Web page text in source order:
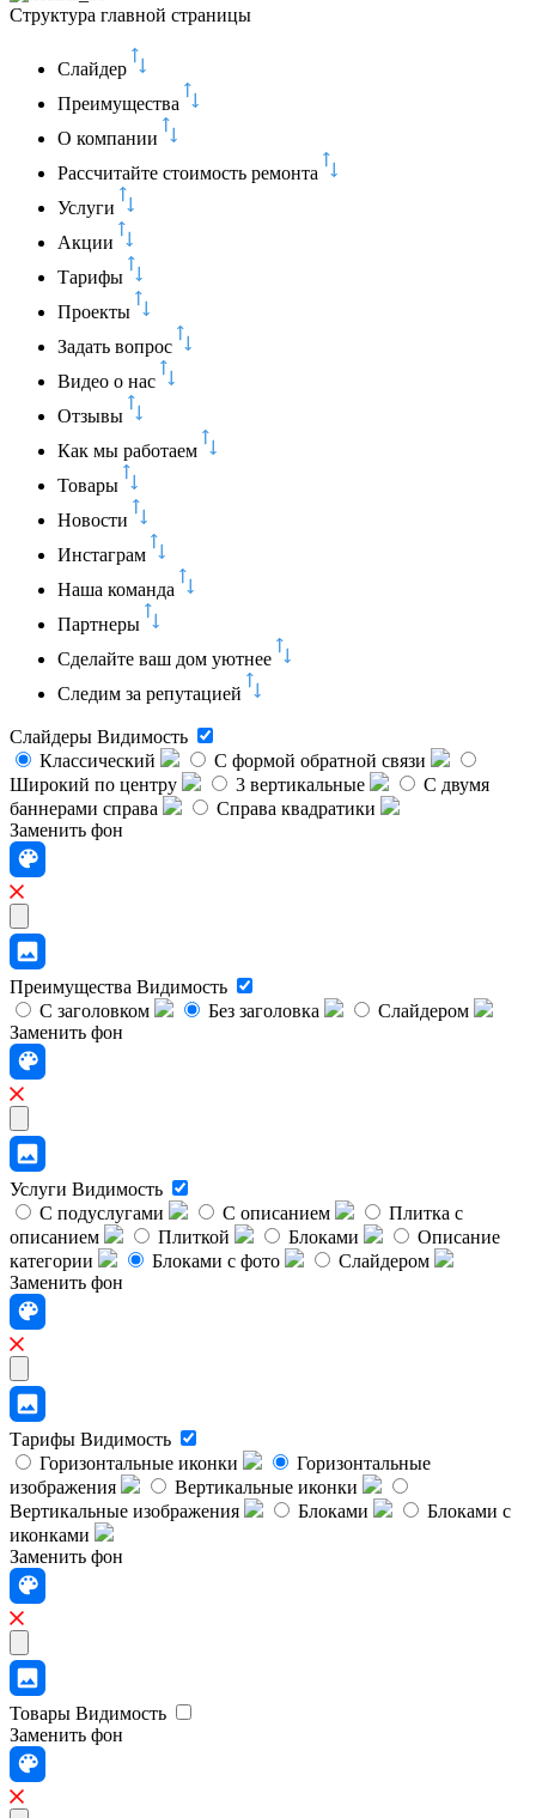
Структура главной страницы
Слайдер
Преимущества
О компании
Рассчитайте стоимость ремонта
Услуги
Акции
Тарифы
Проекты
Задать вопрос
Видео о нас
Отзывы
Как мы работаем
Товары
Новости
Инстаграм
Наша команда
Партнеры
Сделайте ваш дом уютнее
Следим за репутацией
Слайдеры Видимость
Классический
C формой обратной связи
Широкий по центру
3 вертикальные
С двумя
баннерами справа
Справа квадратики
Заменить фон
Преимущества Видимость
С заголовком
Без заголовка
Слайдером
Заменить фон
Услуги Видимость
С подуслугами
С описанием
Плитка с
описанием
Плиткой Блоками
Описание
категории
Блоками с фото
Слайдером
Заменить фон
Тарифы Видимость
Горизонтальные иконки
Горизонтальные
изображения
Вертикальные иконки
Вертикальные изображения
Блоками
Блоками с
иконками
Заменить фон
Товары Видимость
Заменить фон